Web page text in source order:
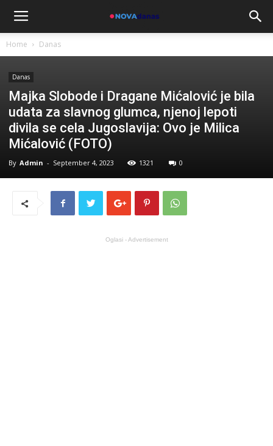
Home Danas
Danas
Majka Slobode i Dragane Mićalović je bila
udata za slavnog glumca, njenoj lepoti
divila se cela Jugoslavija: Ovo je Milica
Mićalović (FOTO)
By Admin - September 4, 2023 1321 0
Oglasi - Advertisement